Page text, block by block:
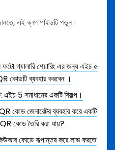
এই ব্লগ গাইডটি পড়ুন।
ফটো গ্যালারি শেয়ারিং এর জন্য এইচ ৫
কোডটি ব্যবহার করবেন ।
5 সমাধানের একটি বিকল্প।
কোড জেনারেটর ব্যবহার করে একটি
কোড তৈরি করা যায়?
কোডে রূপান্তর করে লাভ করতে